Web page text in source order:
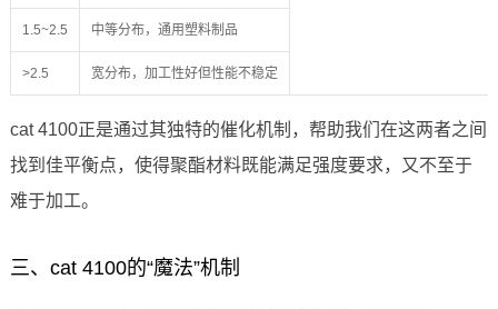
1.5~2.5 中等分布，通用塑料制品
>2.5 宽分布，加工性好但性能不稳定
cat 4100正是通过其独特的催化机制，帮助我们在这两者之间
找到佳平衡点，使得聚酯材料既能满足强度要求，又不至于
难于加工。
三、cat 4100的“魔法”机制